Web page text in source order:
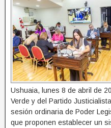
Ushuaia, lunes 8 de abril de
Verde y del Partido
sesión ordinaria de Poder
que proponen establecer un